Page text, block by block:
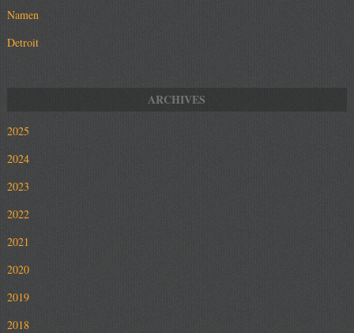
Namen
Detroit
2025
2024
2023
2022
2021
2020
2019
2018